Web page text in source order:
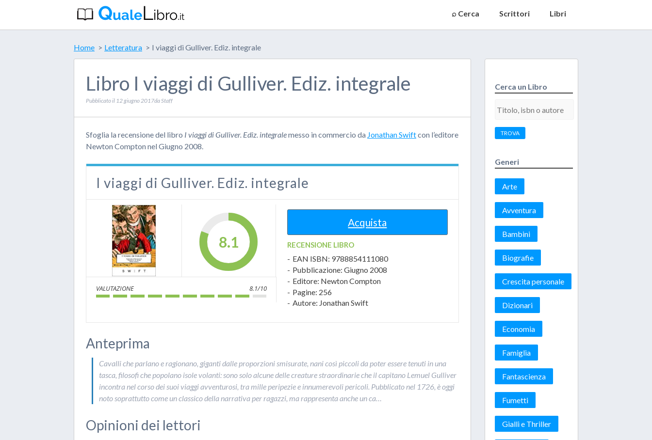
⌕ Cerca Scrittori Libri
Home Letteratura I viaggi di Gulliver. Ediz. integrale
Libro I viaggi di Gulliver. Ediz. integrale
Pubblicato il 12 giugno 2017daStaff
Sfoglia la recensione del libro I viaggi di Gulliver. Ediz. integralemesso in commercio da Jonathan Swiftcon l’editore
Newton Compton nel Giugno 2008.
I viaggi di Gulliver. Ediz. integrale
8.1
VALUTAZIONE 8.1/10
Acquista
RECENSIONE LIBRO
EAN ISBN: 9788854111080
Pubblicazione: Giugno 2008
Editore: Newton Compton
Pagine: 256
Autore: Jonathan Swift
Anteprima
Cavalli che parlano e ragionano, giganti dalle proporzioni smisurate, nani così piccoli da poter essere tenuti in una
tasca, filosofi che popolano isole volanti: sono solo alcune delle creature straordinarie che il capitano Lemuel Gulliver
incontra nel corso dei suoi viaggi avventurosi, tra mille peripezie e innumerevoli pericoli. Pubblicato nel 1726, è oggi
noto soprattutto come un classico della narrativa per ragazzi, ma rappresenta anche un ca…
Opinioni dei lettori
Cerca un Libro
TROVA
Generi
Arte
Avventura
Bambini
Biografie
Crescita personale
Dizionari
Economia
Famiglia
Fantascienza
Fumetti
Gialli e Thriller